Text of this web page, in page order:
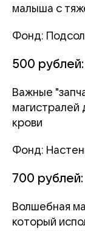
малыша с
Фонд:
500 рублей:
Важные
магистралей
крови
Фонд:
700 рублей:
Волшебная
который